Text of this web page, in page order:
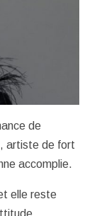
de
, artiste de fort
accomplie.
elle reste